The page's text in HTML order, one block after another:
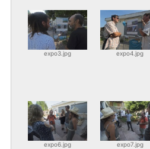
expo3.jpg expo4.jpg
expo6.jpg expo7.jpg